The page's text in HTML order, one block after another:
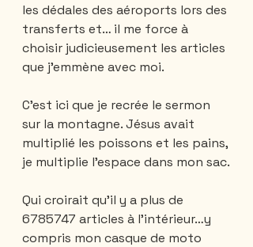
les dédales des aéroports lors des
transferts et… il me force à
choisir judicieusement les articles
que j'emmène avec moi.
C'est ici que je recrée le sermon
sur la montagne. Jésus avait
multiplié les poissons et les pains,
je multiplie l'espace dans mon sac.
Qui croirait qu'il y a plus de
6785747 articles à l'intérieur…y
compris mon casque de moto